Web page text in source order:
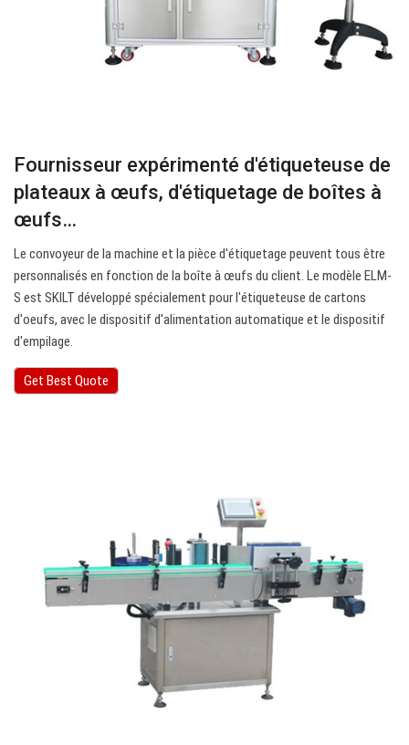
Fournisseur expérimenté d'étiqueteuse de
plateaux à œufs, d'étiquetage de boîtes à
œufs…
Le convoyeur de la machine et la pièce d'étiquetage peuvent tous être
personnalisés en fonction de la boîte à œufs du client. Le modèle ELM-
S est SKILT développé spécialement pour l'étiqueteuse de cartons
d'oeufs, avec le dispositif d'alimentation automatique et le dispositif
d'empilage.
Get Best Quote